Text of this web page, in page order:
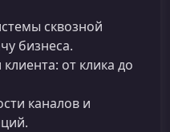
сквозной
бизнеса.
от клика до
каналов и